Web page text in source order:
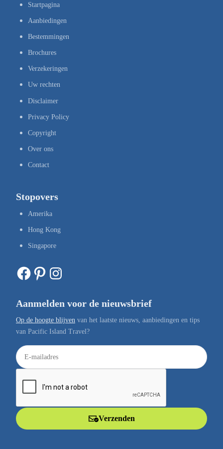
Startpagina
Aanbiedingen
Bestemmingen
Brochures
Verzekeringen
Uw rechten
Disclaimer
Privacy Policy
Copyright
Over ons
Contact
Stopovers
Amerika
Hong Kong
Singapore
Facebook Pinterest Instagram
Aanmelden voor de nieuwsbrief
Op de hoogte blijven van het laatste nieuws, aanbiedingen en tips
van Pacific Island Travel?
E
-
a
Verzenden